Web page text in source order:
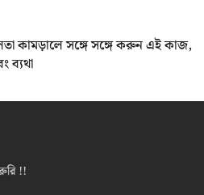
কামড়ালে সঙ্গে সঙ্গে করুন এই কাজ,
ব্যথা
!!